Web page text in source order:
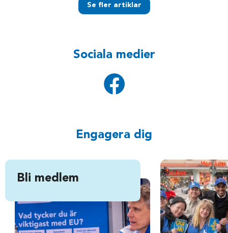
Se fler artiklar
Sociala medier
Engagera dig
Bli medlem